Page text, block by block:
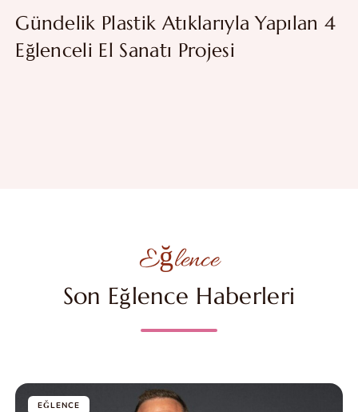
Gündelik Plastik Atıklarıyla Yapılan 4
Eğlenceli El Sanatı Projesi
Eğlence
Son Eğlence Haberleri
EĞLENCE